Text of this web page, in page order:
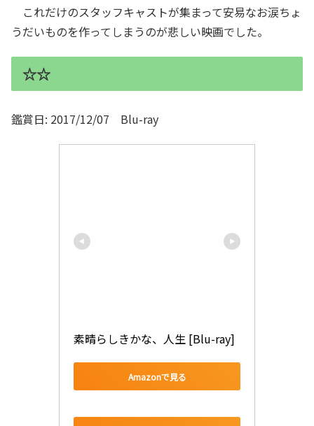
これだけのスタッフキャストが集まって安易なお涙ちょ
うだいものを作ってしまうのが悲しい映画でした。
☆☆
鑑賞日: 2017/12/07 Blu-ray
素晴らしきかな、人生 [Blu-ray]
Amazonで見る